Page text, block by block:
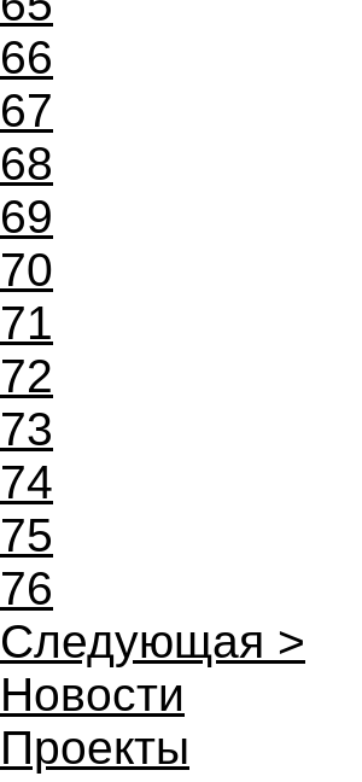
66
67
68
69
70
71
72
73
74
75
76
Следующая >
Новости
Проекты